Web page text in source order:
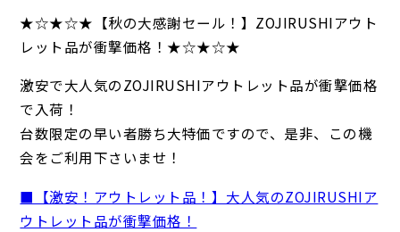
★☆★☆★【秋の大感謝セール！】ZOJIRUSHIアウト
レット品が衝撃価格！★☆★☆★
激安で大人気のZOJIRUSHIアウトレット品が衝撃価格
で入荷！
台数限定の早い者勝ち大特価ですので、是非、この機
会をご利用下さいませ！
■【激安！アウトレット品！】大人気のZOJIRUSHIア
ウトレット品が衝撃価格！